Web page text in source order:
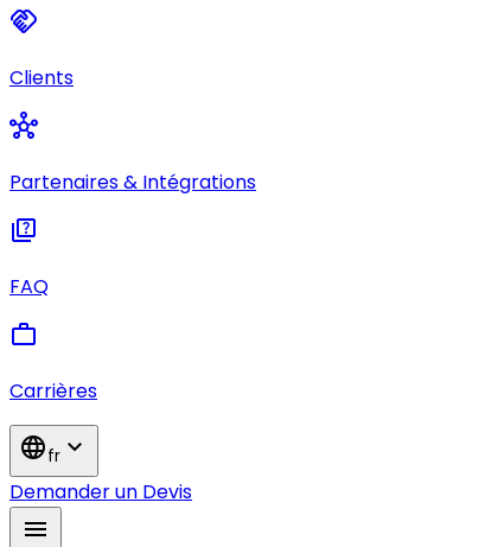
handshake
Clients
hub
Partenaires & Intégrations
quiz
FAQ
work
Carrières
languagefr expand_more
Demander un Devis
menu